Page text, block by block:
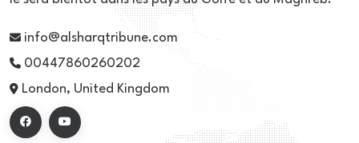
info@alsharqtribune.com
00447860260202
London, United Kingdom